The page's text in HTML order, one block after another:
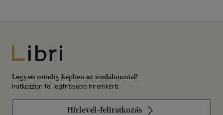
Libri
Legyen mindig képben az irodalommal!
Iratkozzon fel legfrissebb híreinkért!
Hírlevél-feliratkozás